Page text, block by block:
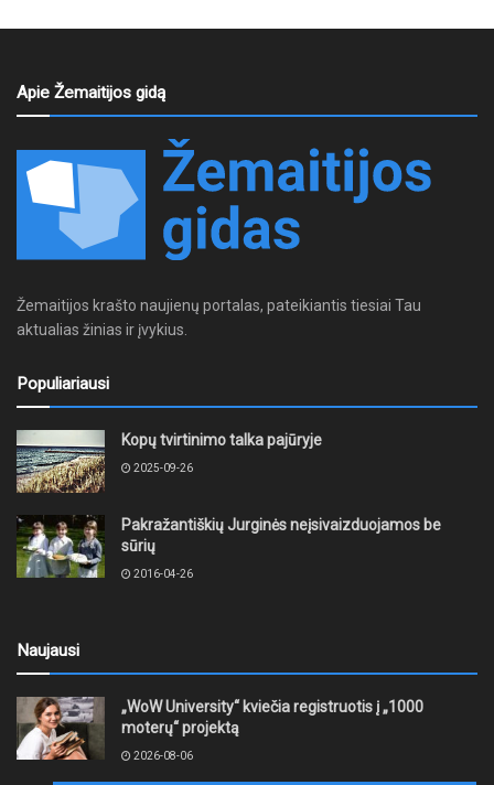
Apie Žemaitijos gidą
Žemaitijos krašto naujienų portalas, pateikiantis tiesiai Tau
aktualias žinias ir įvykius.
Populiariausi
Kopų tvirtinimo talka pajūryje
2025-09-26
Pakražantiškių Jurginės neįsivaizduojamos be
sūrių
2016-04-26
Naujausi
„WoW University“ kviečia registruotis į „1000
moterų“ projektą
2026-08-06